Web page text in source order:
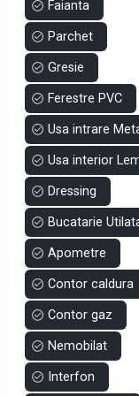
- Interfon ELECTRA
- Trasee aer
La stadiul de cheie:
- Tablou de
- 2 aparate aer
apartamentelor cu
- Prize si
- Cada, chiuveta
- Cabina de dus si
cu 3 camere)
- Baterii lavoar,
- Gresie si faianta
60x120cm
- Usi interioare
- Parchet laminat
pardoseala
- Centrala termica
Faianta
Parchet
Gresie
Ferestre PVC
Usa intrare
Usa interior
Dressing
Bucatarie
Apometre
Contor caldura
Contor gaz
Nemobilat
Interfon